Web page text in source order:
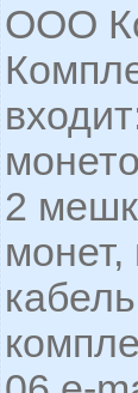
ООО
2